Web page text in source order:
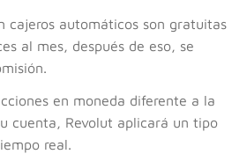
cajeros automáticos son gratuitas
al mes, después de eso, se
en moneda diferente a la
cuenta, Revolut aplicará un tipo
real.